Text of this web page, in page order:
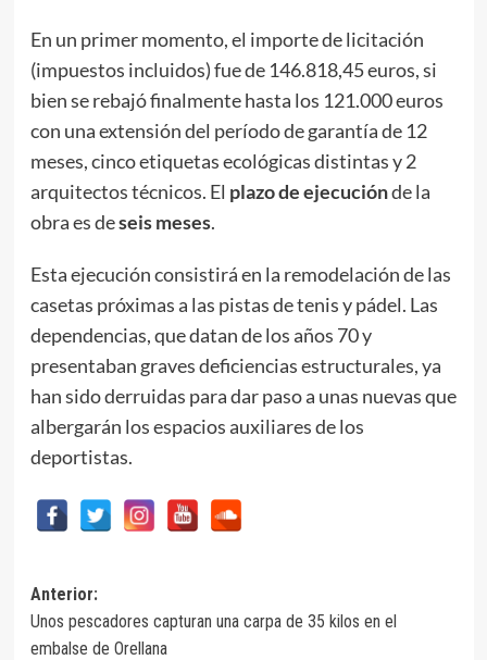
En un primer momento, el importe de licitación
(impuestos incluidos) fue de 146.818,45 euros, si
bien se rebajó finalmente hasta los 121.000 euros
con una extensión del período de garantía de 12
meses, cinco etiquetas ecológicas distintas y 2
arquitectos técnicos. El plazo de ejecuciónde la
obra es deseis meses.
Esta ejecución consistirá en la remodelación de las
casetas próximas a las pistas de tenis y pádel. Las
dependencias, que datan de los años 70 y
presentaban graves deficiencias estructurales, ya
han sido derruidas para dar paso a unas nuevas que
albergarán los espacios auxiliares de los
deportistas.
Navegación
de
Anterior:
Unos pescadores capturan una carpa de 35 kilos en el
embalse de Orellana